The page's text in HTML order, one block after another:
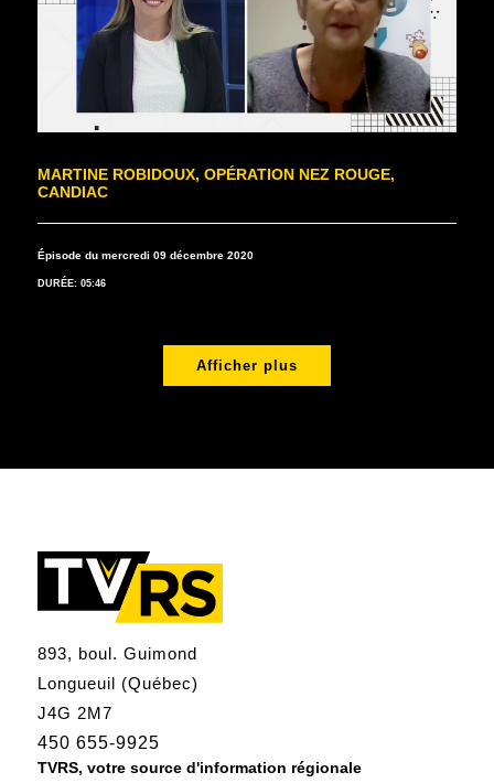
MARTINE ROBIDOUX, OPÉRATION NEZ ROUGE,
CANDIAC
Épisode du mercredi 09 décembre 2020
DURÉE: 05:46
Afficher plus
893, boul. Guimond
Longueuil (Québec)
J4G 2M7
450 655-9925
TVRS, votre source d'information régionale